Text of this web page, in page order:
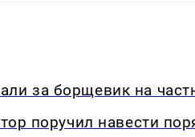
за борщевик на
поручил навести